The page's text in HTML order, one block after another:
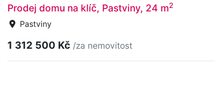
Prodej domu na klíč, Pastviny, 24 m2
Pastviny
1 312 500 Kč /za nemovitost